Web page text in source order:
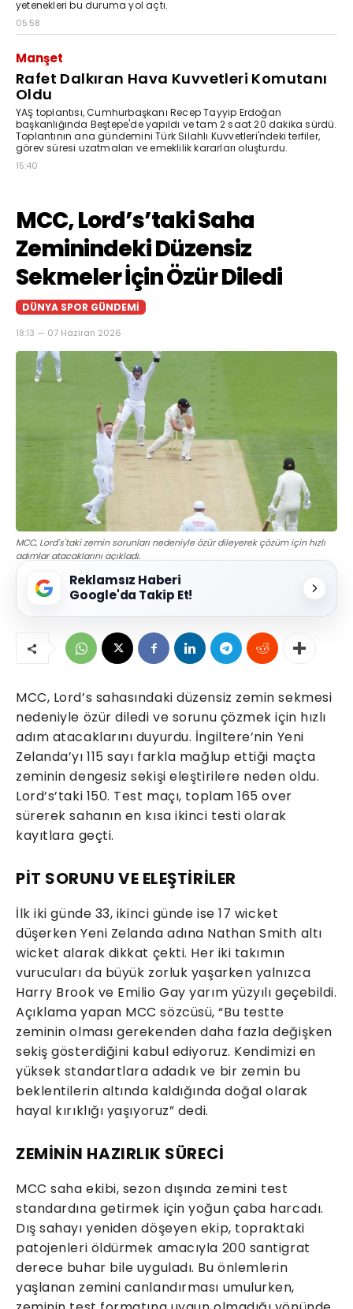
yetenekleri bu duruma yol açtı.
05:58
Manşet
Rafet Dalkıran Hava Kuvvetleri Komutanı
Oldu
YAŞ toplantısı, Cumhurbaşkanı Recep Tayyip Erdoğan
başkanlığında Beştepe'de yapıldı ve tam 2 saat 20 dakika sürdü.
Toplantının ana gündemini Türk Silahlı Kuvvetleri'ndeki terfiler,
görev süresi uzatmaları ve emeklilik kararları oluşturdu.
15:40